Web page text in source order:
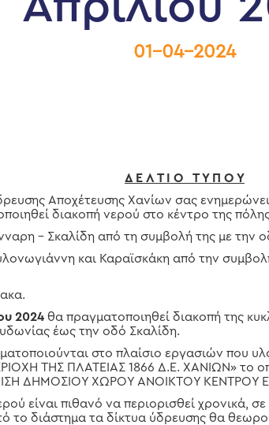
01-04-2024
Δ Ε Λ Τ Ι Ο Τ Υ Π Ο Υ
Αποχέτευσης Χανίων σας ενημερώνει
διακοπή νερού στο κέντρο της
– Σκαλίδη από τη συμβολή της με
και Καραϊσκάκη από την
2024 θα πραγματοποιηθεί διακοπή της
έως την οδό Σκαλίδη.
στο πλαίσιο εργασιών που
ΤΗΣ ΠΛΑΤΕΙΑΣ 1866 Δ.Ε. ΧΑΝΙΩΝ» το
ΔΗΜΟΣΙΟΥ ΧΩΡΟΥ ΑΝΟΙΚΤΟΥ ΚΕΝΤΡΟΥ
είναι πιθανό να περιορισθεί χρονικά,
το διάστημα τα δίκτυα ύδρευσης θα